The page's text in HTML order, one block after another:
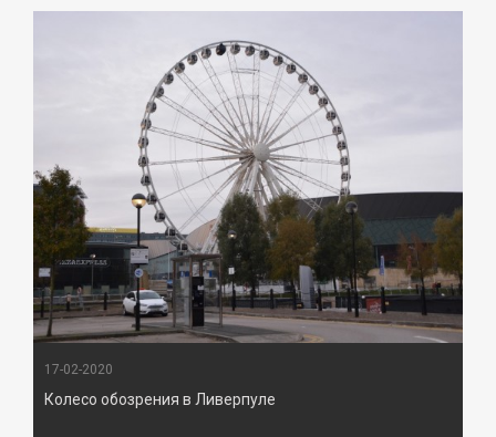
17-02-2020
Колесо обозрения в Ливерпуле